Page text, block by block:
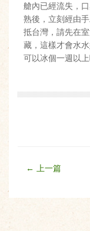
艙內已經流失，
熟後，立刻經由
抵台灣，請先在
藏，這樣才會水
可以冰個一週以上
← 上一篇